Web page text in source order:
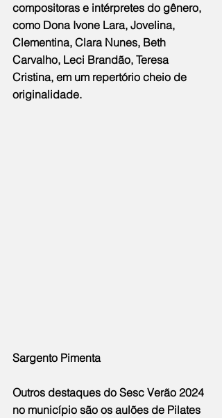
compositoras e intérpretes do gênero,
como Dona Ivone Lara, Jovelina,
Clementina, Clara Nunes, Beth
Carvalho, Leci Brandão, Teresa
Cristina, em um repertório cheio de
originalidade.
Sargento Pimenta
Outros destaques do Sesc Verão 2024
no município são os aulões de Pilates